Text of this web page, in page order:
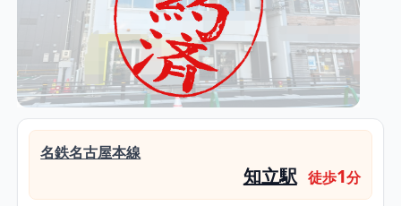
名鉄名古屋本線
知立駅 徒歩1分